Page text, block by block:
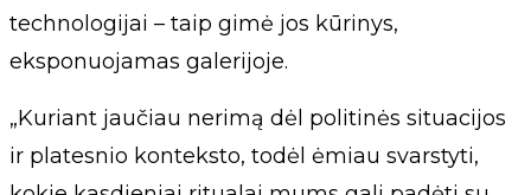
technologijai – taip gimė jos kūrinys,
eksponuojamas galerijoje.
„Kuriant jaučiau nerimą dėl politinės situacijos
ir platesnio konteksto, todėl ėmiau svarstyti,